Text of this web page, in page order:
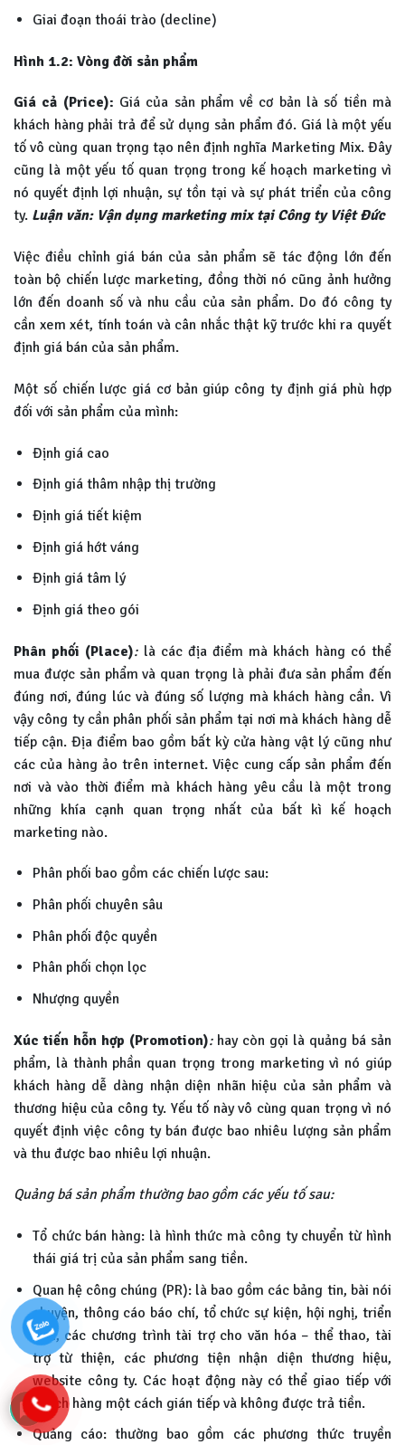
Giai đoạn thoái trào (decline)
Hình 1.2: Vòng đời sản phẩm
Giá cả (Price): Giá của sản phẩm về cơ bản là số tiền mà
khách hàng phải trả để sử dụng sản phẩm đó. Giá là một yếu
tố vô cùng quan trọng tạo nên định nghĩa Marketing Mix. Đây
cũng là một yếu tố quan trọng trong kế hoạch marketing vì
nó quyết định lợi nhuận, sự tồn tại và sự phát triển của công
ty. Luận văn: Vận dụng marketing mix tại Công ty Việt Đức
Việc điều chỉnh giá bán của sản phẩm sẽ tác động lớn đến
toàn bộ chiến lược marketing, đồng thời nó cũng ảnh hưởng
lớn đến doanh số và nhu cầu của sản phẩm. Do đó công ty
cần xem xét, tính toán và cân nhắc thật kỹ trước khi ra quyết
định giá bán của sản phẩm.
Một số chiến lược giá cơ bản giúp công ty định giá phù hợp
đối với sản phẩm của mình:
Định giá cao
Định giá thâm nhập thị trường
Định giá tiết kiệm
Định giá hớt váng
Định giá tâm lý
Định giá theo gói
Phân phối (Place):là các địa điểm mà khách hàng có thể
mua được sản phẩm và quan trọng là phải đưa sản phẩm đến
đúng nơi, đúng lúc và đúng số lượng mà khách hàng cần. Vì
vậy công ty cần phân phối sản phẩm tại nơi mà khách hàng dễ
tiếp cận. Địa điểm bao gồm bất kỳ cửa hàng vật lý cũng như
các của hàng ảo trên internet. Việc cung cấp sản phẩm đến
nơi và vào thời điểm mà khách hàng yêu cầu là một trong
những khía cạnh quan trọng nhất của bất kì kế hoạch
marketing nào.
Phân phối bao gồm các chiến lược sau:
Phân phối chuyên sâu
Phân phối độc quyền
Phân phối chọn lọc
Nhượng quyền
Xúc tiến hỗn hợp (Promotion):hay còn gọi là quảng bá sản
phẩm, là thành phần quan trọng trong marketing vì nó giúp
khách hàng dễ dàng nhận diện nhãn hiệu của sản phẩm và
thương hiệu của công ty. Yếu tố này vô cùng quan trọng vì nó
quyết định việc công ty bán được bao nhiêu lượng sản phẩm
và thu được bao nhiêu lợi nhuận.
Quảng bá sản phẩm thường bao gồm các yếu tố sau:
Tổ chức bán hàng: là hình thức mà công ty chuyển từ hình
thái giá trị của sản phẩm sang tiền.
Quan hệ công chúng (PR): là bao gồm các bảng tin, bài nói
chuyện, thông cáo báo chí, tổ chức sự kiện, hội nghị, triển
lãm, các chương trình tài trợ cho văn hóa – thể thao, tài
trợ từ thiện, các phương tiện nhận diện thương hiệu,
website công ty. Các hoạt động này có thể giao tiếp với
khách hàng một cách gián tiếp và không được trả tiền.
Quảng cáo: thường bao gồm các phương thức truyền